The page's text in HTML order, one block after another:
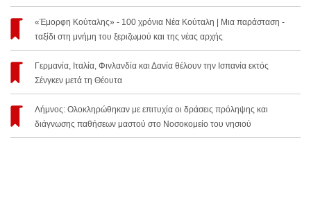
«Έμορφη Κούταλης» - 100 χρόνια Νέα Κούταλη | Μια παράσταση -
ταξίδι στη μνήμη του ξεριζωμού και της νέας αρχής
Γερμανία, Ιταλία, Φινλανδία και Δανία θέλουν την Ισπανία εκτός
Σένγκεν μετά τη Θέουτα
Λήμνος: Ολοκληρώθηκαν με επιτυχία οι δράσεις πρόληψης και
διάγνωσης παθήσεων μαστού στο Νοσοκομείο του νησιού